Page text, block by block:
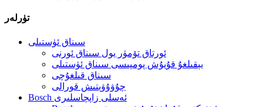
تۈرلەر
سىناق ئۈستىلى
ئورتاق تۆمۈر يول سىناق ئورنى
يېقىلغۇ قۇيۇش پومپىسى سىناق ئۈستىلى
سىناق قىلغۇچى
چۇۋۇۋېتىش قورالى
Bosch ئەسلى زاپچاسلىرى